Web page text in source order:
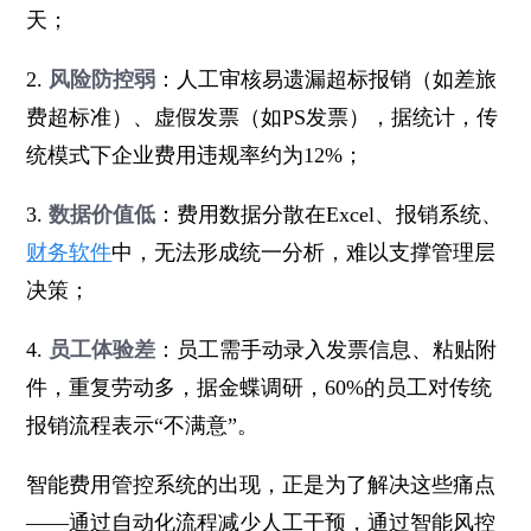
天；
2. 风险防控弱 ：人工审核易遗漏超标报销（如差旅
费超标准）、虚假发票（如PS发票），据统计，传
统模式下企业费用违规率约为12%；
3.数据价值低 ：费用数据分散在Excel、报销系统、
财务软件中，无法形成统一分析，难以支撑管理层
决策；
4. 员工体验差 ：员工需手动录入发票信息、粘贴附
件，重复劳动多，据金蝶调研，60%的员工对传统
报销流程表示“不满意”。
智能费用管控系统的出现，正是为了解决这些痛点
——通过自动化流程减少人工干预，通过智能风控